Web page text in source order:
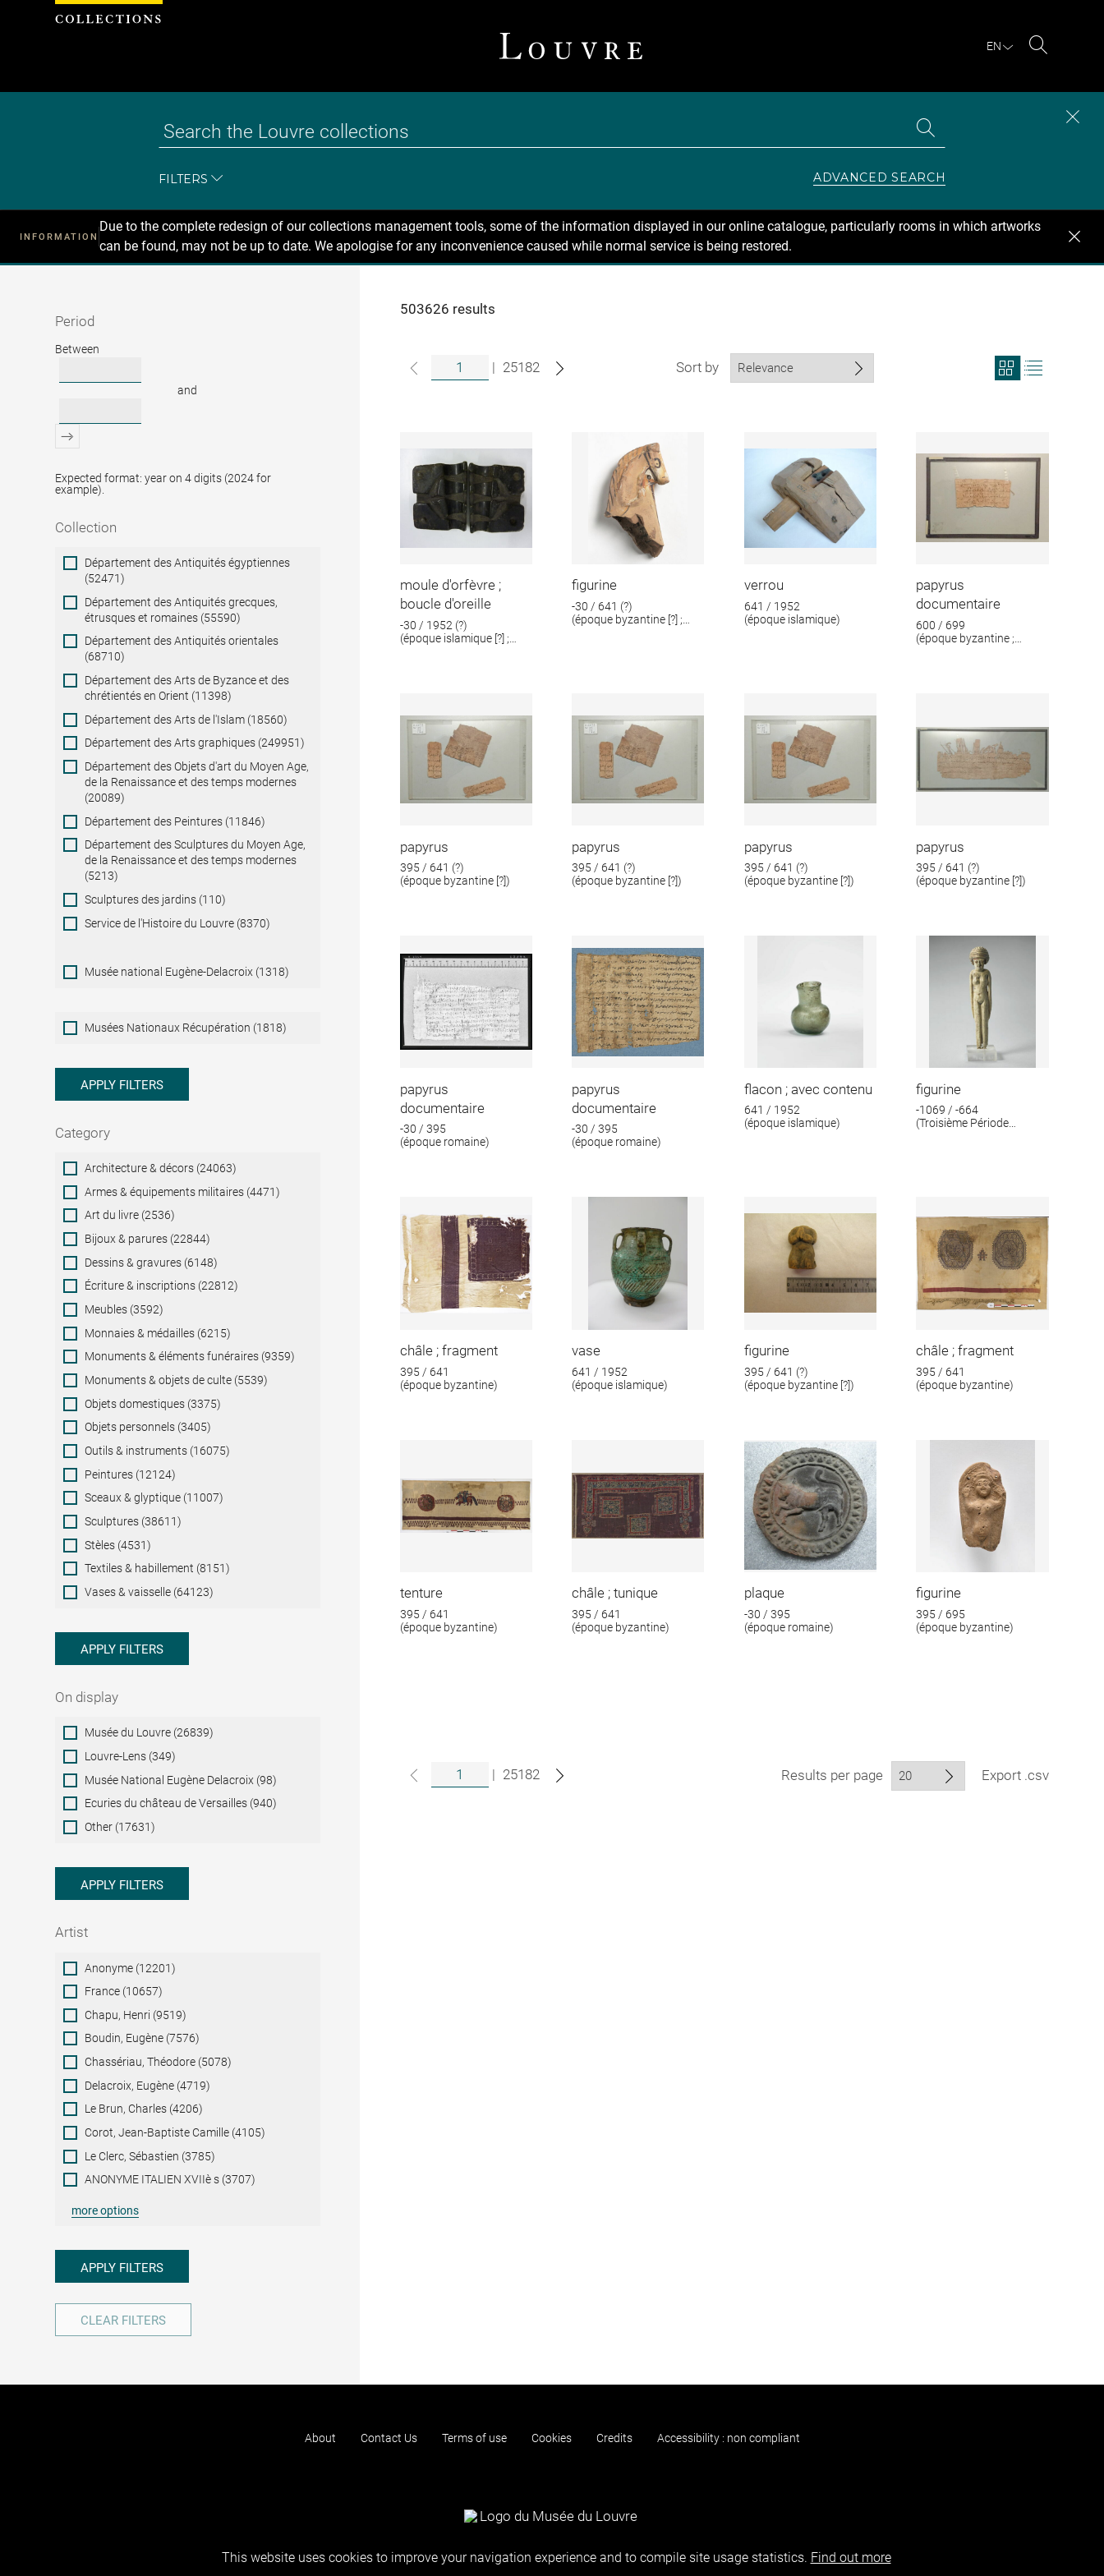
EN
FILTERS ADVANCED SEARCH
INFORMATION
Due to the complete redesign of our collections management tools, some of the information displayed in our online catalogue, particularly rooms in which artworks
can be found, may not be up to date. We apologise for any inconvenience caused while normal service is being restored.
Recherche
Period
Period
Between
and
Expected format: year on 4 digits (2024 for
example).
Collection
Collection
Département des Antiquités égyptiennes
(52471)
Département des Antiquités grecques,
étrusques et romaines (55590)
Département des Antiquités orientales
(68710)
Département des Arts de Byzance et des
chrétientés en Orient (11398)
Département des Arts de l'Islam (18560)
Département des Arts graphiques (249951)
Département des Objets d'art du Moyen Age,
de la Renaissance et des temps modernes
(20089)
Département des Peintures (11846)
Département des Sculptures du Moyen Age,
de la Renaissance et des temps modernes
(5213)
Sculptures des jardins (110)
Service de l'Histoire du Louvre (8370)
Musée national Eugène-Delacroix (1318)
Musées
Nationaux
Musées Nationaux Récupération (1818)
APPLY FILTERS
Category
Category
Architecture & décors (24063)
Armes & équipements militaires (4471)
Art du livre (2536)
Bijoux & parures (22844)
Dessins & gravures (6148)
Écriture & inscriptions (22812)
Meubles (3592)
Monnaies & médailles (6215)
Monuments & éléments funéraires (9359)
Monuments & objets de culte (5539)
Objets domestiques (3375)
Objets personnels (3405)
Outils & instruments (16075)
Peintures (12124)
Sceaux & glyptique (11007)
Sculptures (38611)
Stèles (4531)
Textiles & habillement (8151)
Vases & vaisselle (64123)
APPLY FILTERS
On display
On
display
Musée du Louvre (26839)
Louvre-Lens (349)
Musée National Eugène Delacroix (98)
Ecuries du château de Versailles (940)
Other (17631)
APPLY FILTERS
Artist
ArtistAnonyme (12201)
France (10657)
Chapu, Henri (9519)
Boudin, Eugène (7576)
Chassériau, Théodore (5078)
Delacroix, Eugène (4719)
Le Brun, Charles (4206)
Corot, Jean-Baptiste Camille (4105)
Le Clerc, Sébastien (3785)
ANONYME ITALIEN XVIIè s (3707)
more options
APPLY FILTERS
CLEAR FILTERS
503626 results
| 25182 Sort by
View
search
moule d'orfèvre ;
boucle d'oreille
-30 / 1952 (?)
(époque islamique [?] ;
figurine
-30 / 641 (?)
(époque byzantine [?] ;
verrou
641 / 1952
(époque islamique)
papyrus
documentaire
600 / 699
(époque byzantine ;
papyrus
395 / 641 (?)
(époque byzantine [?])
papyrus
395 / 641 (?)
(époque byzantine [?])
papyrus
395 / 641 (?)
(époque byzantine [?])
papyrus
395 / 641 (?)
(époque byzantine [?])
papyrus
documentaire
-30 / 395
(époque romaine)
papyrus
documentaire
-30 / 395
(époque romaine)
flacon ; avec contenu
641 / 1952
(époque islamique)
figurine
-1069 / -664
(Troisième Période
châle ; fragment
395 / 641
(époque byzantine)
vase
641 / 1952
(époque islamique)
figurine
395 / 641 (?)
(époque byzantine [?])
châle ; fragment
395 / 641
(époque byzantine)
tenture
395 / 641
(époque byzantine)
châle ; tunique
395 / 641
(époque byzantine)
plaque
-30 / 395
(époque romaine)
figurine
395 / 695
(époque byzantine)
| 25182 Results per page Export .csv
About Contact Us Terms of use Cookies Credits Accessibility : non compliant
Cookies management panel
This website uses cookies to improve your navigation experience and to compile site usage statistics. Find out more